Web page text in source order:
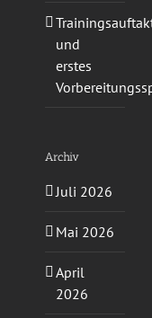
und
erstes
Archiv
Juli 2026
Mai 2026
April
2026